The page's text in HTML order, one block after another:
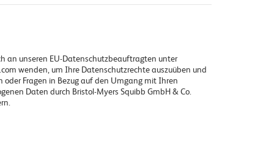
an unseren EU-Datenschutzbeauftragten unter
wenden, um Ihre Datenschutzrechte auszuüben und
oder Fragen in Bezug auf den Umgang mit Ihren
Daten durch Bristol-Myers Squibb GmbH & Co.